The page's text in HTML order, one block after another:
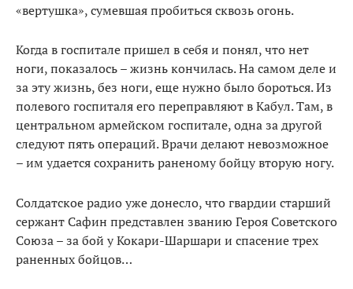
«вертушка», сумевшая пробиться сквозь огонь.
Когда в госпитале пришел в себя и понял, что нет
ноги, показалось – жизнь кончилась. На самом деле и
за эту жизнь, без ноги, еще нужно было бороться. Из
полевого госпиталя его переправляют в Кабул. Там, в
центральном армейском госпитале, одна за другой
следуют пять операций. Врачи делают невозможное
– им удается сохранить раненому бойцу вторую ногу.
Солдатское радио уже донесло, что гвардии старший
сержант Сафин представлен званию Героя Советского
Союза – за бой у Кокари-Шаршари и спасение трех
раненных бойцов…